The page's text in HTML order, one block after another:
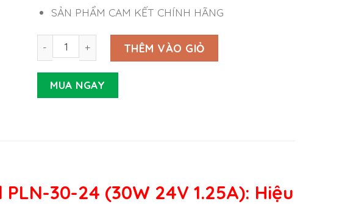
SẢN PHẨM CAM KẾT CHÍNH HÃNG
Nguồn LED Driver Meanwell PLN-30-24 (30W 24V 1.25A) số lượng
THÊM VÀO GIỎ
MUA NGAY
30-24 (30W 24V 1.25A): Hiệu